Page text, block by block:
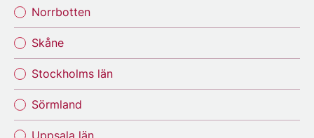
Norrbotten
Skåne
Stockholms län
Sörmland
Uppsala län